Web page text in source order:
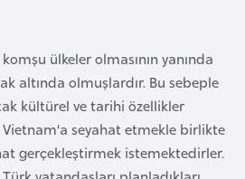
ülkeler olmasının yanında
altında olmuşlardır. Bu sebeple
kültürel ve tarihi özellikler
Vietnam’a seyahat etmekle birlikte
gerçekleştirmek istemektedirler.